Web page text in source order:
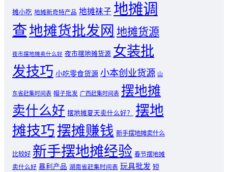
摊小吃 地摊新奇特产品 地摊袜子 地摊调
查地摊货批发网 地摊货源
夜市摆地摊卖什么好 夜市摆地摊货源 女装批
发技巧 小吃零食货源 小本创业货源 山
东省赶集时间表 帽子批发 广西赶集时间表 摆地摊
卖什么好 摆地摊夏天卖什么好？
摆地
摊技巧摆摊赚钱 新手摆地摊卖什么
比较好 新手摆地摊经验 春节摆地摊
卖什么好 暴利产品 湖南省赶集时间表 玩具批发 短